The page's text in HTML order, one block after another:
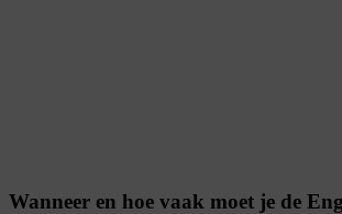
Wanneer en hoe vaak moet je de